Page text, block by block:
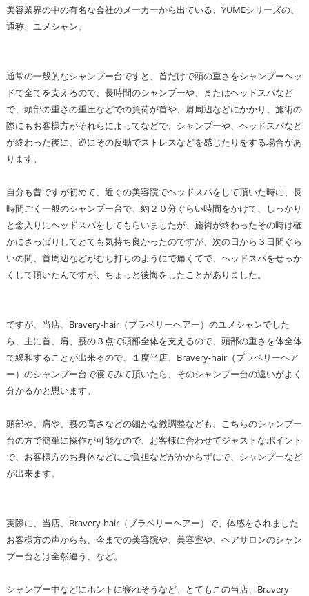
美容業界の中の有名な会社のメーカーから出ている、YUMEシリーズの、
通称、ユメシャン。
通常の一般的なシャンプー台ですと、首だけで頭の重さをシャンプーヘッ
ドで全てを支えるので、長時間のシャンプーや、またはヘッドスパなど
で、頭部の重さの重圧などでの負荷が首や、肩周辺などにかかり、施術の
際にもお客様方がそれらによってなどで、シャンプーや、ヘッドスパなど
が終わった後に、逆にその反動でストレスなどを感じたりをする場合があ
ります。
自分も昔ですが初めて、近くの美容院でヘッドスパをして頂いた時に、長
時間ごく一般のシャンプー台で、約２０分ぐらい時間をかけて、しっかり
と念入りにヘッドスパをしてもらいましたが、施術が終わったその時は確
かにさっぱりしてとても気持ち良かったのですが、次の日から３日間ぐら
いの間、首周辺などがむち打ちのようにで痛くてで、ヘッドスパをせっか
くして頂いたんですが、ちょっと後悔をしたことがありました。
ですが、当店、Bravery-hair（ブラベリーヘアー）のユメシャンでした
ら、主に首、肩、腰の３点で頭部全体を支えるので、頭部の重さを体全体
で緩和することが出来るので、１度当店、Bravery-hair（ブラベリーヘア
ー）のシャンプー台で寝てみて頂いたら、そのシャンプー台の違いがよく
分かるかと思います。
頭部や、肩や、腰の高さなどの細かな微調整なども、こちらのシャンプー
台の方で簡単に操作が可能なので、お客様に合わせてジャストなポイント
で、お客様方のお身体などにご負担などがかからずにで、シャンプーなど
が出来ます。
実際に、当店、Bravery-hair（ブラベリーヘアー）で、体感をされました
お客様方の声からも、今までの美容院や、美容室や、ヘアサロンのシャン
プー台とは全然違う、など。
シャンプー中などにホントに寝れそうなど、とてもこの当店、Bravery-